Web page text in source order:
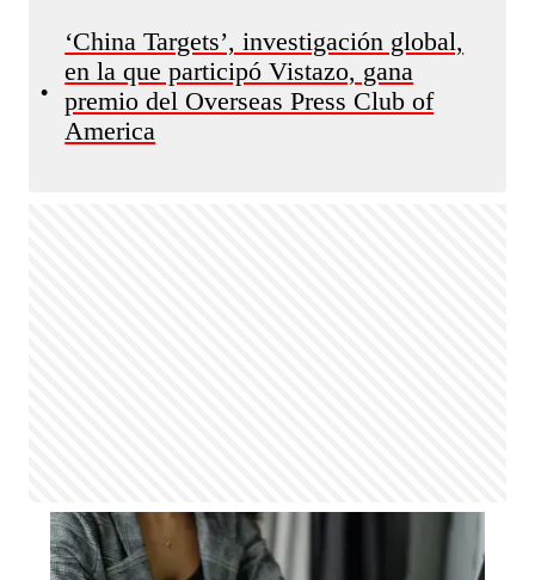
•
‘China Targets’, investigación global,
en la que participó Vistazo, gana
premio del Overseas Press Club of
America